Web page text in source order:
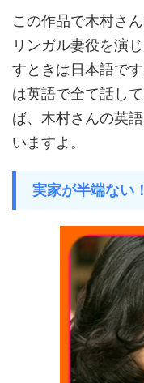
この作品で木村さ
リンガル妻役を演
すときは日本語で
は英語で全て話し
ば、木村さんの英
いますよ。
実家が半端ない！